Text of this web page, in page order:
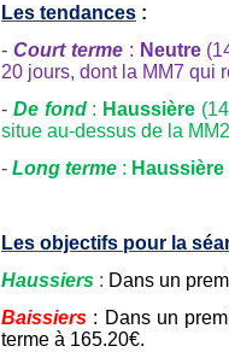
Les tendances :
- Court terme: Neutre
20 jours, dont la MM7 qui
- De fond: Haussière
situe au-dessus de la
- Long terme : Haussière
Les objectifs pour la
Haussiers : Dans un
Baissiers : Dans un
terme à 165.20€.